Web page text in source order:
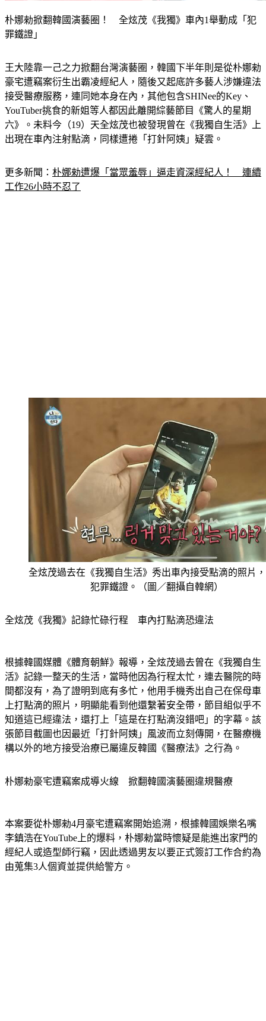
罪鐵證」
豪宅遭竊案衍生出霸凌經紀人，隨後又起底許多藝人涉嫌違法
接受醫療服務，連同她本身在內，其他包含SHINee的Key、
YouTuber挑食的新姐等人都因此離開綜藝節目《驚人的星期
六》。未料今（19）天全炫茂也被發現曾在《我獨自生活》上
出現在車內注射點滴，同樣遭捲「打針阿姨」疑雲。
工作26小時不忍了
全炫茂過去在《我獨自生活》秀出車內接受點滴的照片
犯罪鐵證。（圖／翻攝自韓網）
活》記錄一整天的生活，當時他因為行程太忙，連去醫院的時
間都沒有，為了證明到底有多忙，他用手機秀出自己在保母車
上打點滴的照片，明顯能看到他還繫著安全帶，節目組似乎不
知道這已經違法，還打上「這是在打點滴沒錯吧」的字幕。該
張節目截圖也因最近「打針阿姨」風波而立刻傳開，在醫療機
構以外的地方接受治療已屬違反韓國《醫療法》之行為。
李鎮浩在YouTube上的爆料，朴娜勑當時懷疑是能進出家門的
經紀人或造型師行竊，因此透過男友以要正式簽訂工作合約為
由蒐集3人個資並提供給警方。